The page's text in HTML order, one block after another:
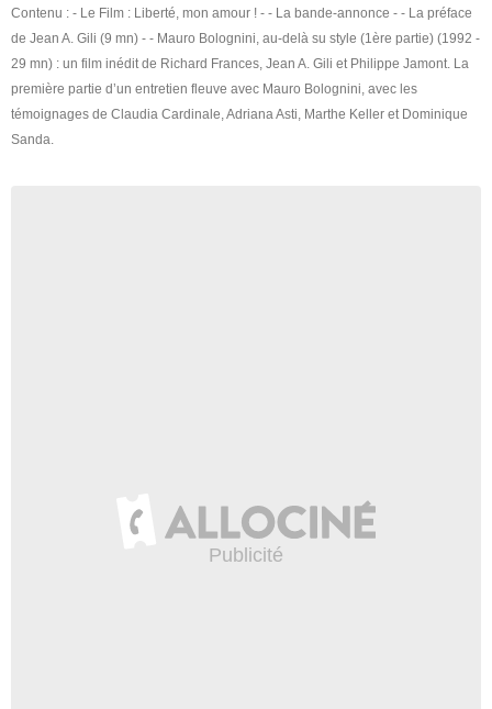
Contenu : - Le Film : Liberté, mon amour ! - - La bande-annonce - - La préface
de Jean A. Gili (9 mn) - - Mauro Bolognini, au-delà su style (1ère partie) (1992 -
29 mn) : un film inédit de Richard Frances, Jean A. Gili et Philippe Jamont. La
première partie d’un entretien fleuve avec Mauro Bolognini, avec les
témoignages de Claudia Cardinale, Adriana Asti, Marthe Keller et Dominique
Sanda.